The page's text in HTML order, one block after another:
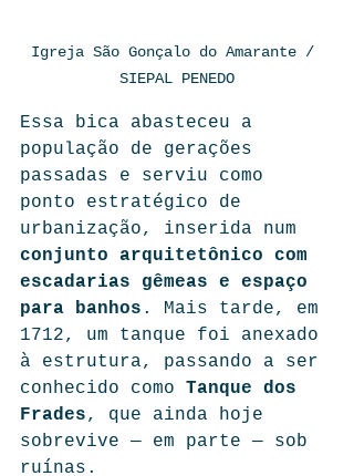
Igreja São Gonçalo do Amarante /
SIEPAL PENEDO
Essa bica abasteceu a
população de gerações
passadas e serviu como
ponto estratégico de
urbanização, inserida num
conjunto arquitetônico com
escadarias gêmeas e espaço
para banhos . Mais tarde, em
1712, um tanque foi anexado
à estrutura, passando a ser
conhecido como Tanque dos
Frades, que ainda hoje
sobrevive — em parte — sob
ruínas.